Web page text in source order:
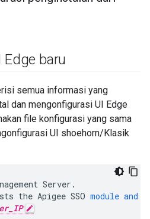
baru
semua informasi yang
dan mengonfigurasi UI Edge
file konfigurasi yang sama
UI shoehorn/Klasik
Server .
the Apigee SSO module and